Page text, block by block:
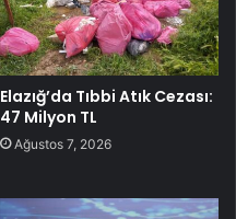
Elazığ’da Tıbbi Atık Cezası:
47 Milyon TL
Ağustos 7, 2026